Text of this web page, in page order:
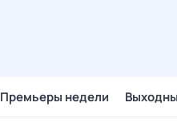
Премьеры недели